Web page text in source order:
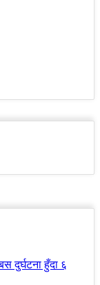
दुर्घटना हुँदा ६